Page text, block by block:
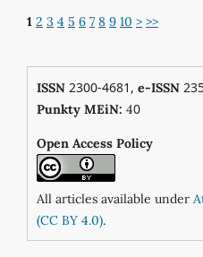
1 2 3 4 5 6 7 8 9 10 > >>
ISSN2300-4681, e-ISSN
Punkty MEiN: 40
Open Access Policy
All articles available under
(CC BY 4.0).